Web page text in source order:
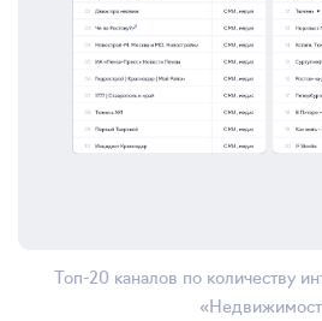
Топ-20 каналов по количеству